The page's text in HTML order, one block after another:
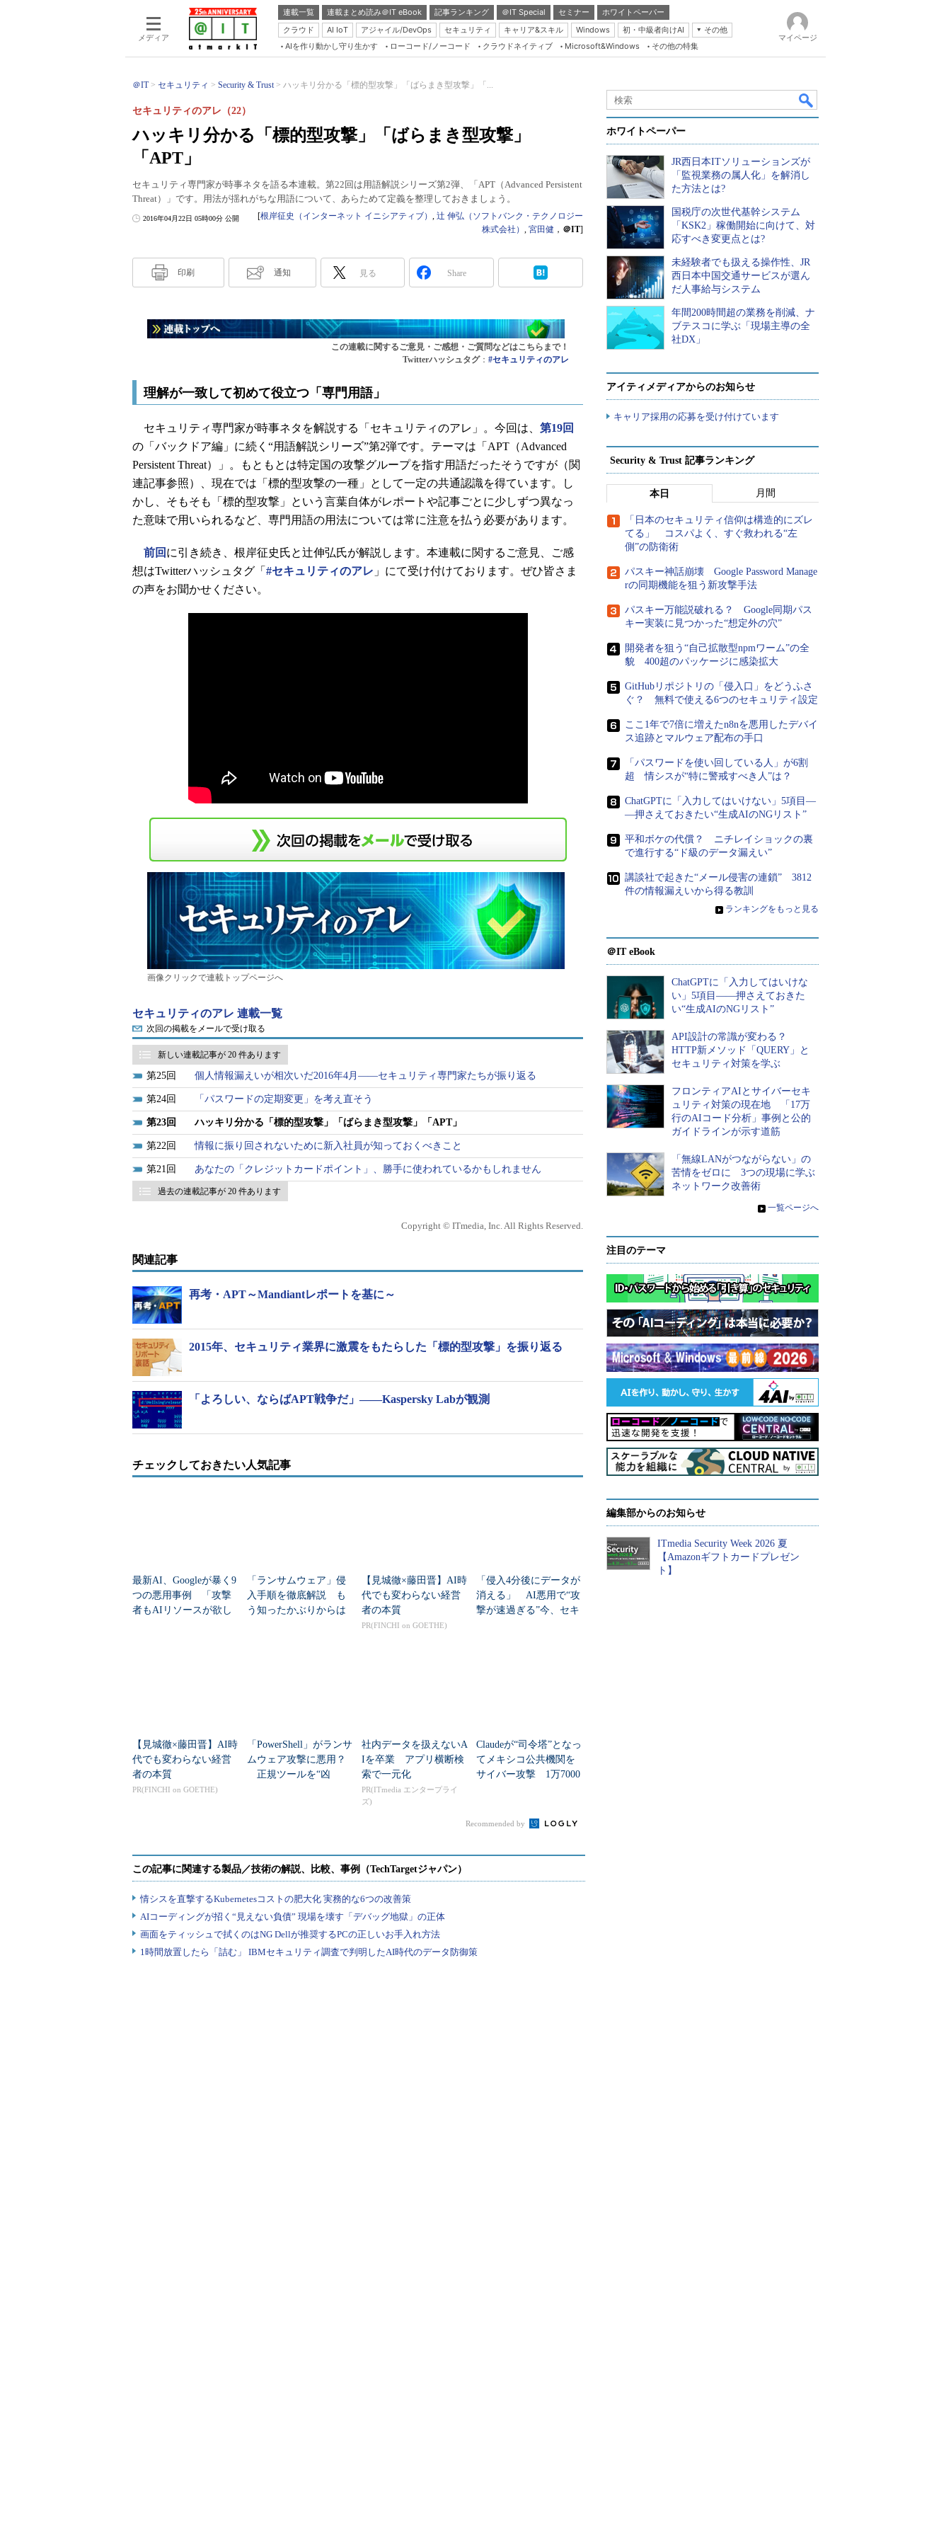
メディア
連載一覧 連載まとめ読み＠IT eBook 記事ランキング ＠IT Special セミナー
ホワイトペーパー
クラウド
AI IoT アジャイル/DevOps セキュリティ キャリア&スキル Windows 初・中級者向けAI
その他
Server & Storage
Database Expert
Linux ＆ OSS
Master of IP Network
Security & Trust
Test & Tools
AIを作り動かし守り生かす ローコード/ノーコード クラウドネイティブ Microsoft&Windows その他の特集
マイページ
＠IT セキュリティ Security & Trust ハッキリ分かる「標的型攻撃」「ばらまき型攻撃」「...
ハッキリ分かる「標的型攻撃」「ばらまき型攻撃」
「APT」
セキュリティのアレ（22）
セキュリティ専門家が時事ネタを語る本連載。第22回は用語解説シリーズ第2弾、「APT（Advanced Persistent
Threat）」です。用法が揺れがちな用語について、あらためて定義を整理しておきましょう。
2016年04月22日 05時00分 公開 [根岸征史（インターネット イニシアティブ） , 辻 伸弘（ソフトバンク・テクノロジー
株式会社） , 宮田健 ， ＠IT]
印刷 通知 見る Share
この連載に関するご意見・ご感想・ご質問などはこちらまで！
Twitterハッシュタグ： #セキュリティのアレ
理解が一致して初めて役立つ「専門用語」
セキュリティ専門家が時事ネタを解説する「セキュリティのアレ」。今回は、 第19回
の「バックドア編」に続く“用語解説シリーズ”第2弾です。テーマは「APT（Advanced
Persistent Threat）」。もともとは特定国の攻撃グループを指す用語だったそうですが（関
連記事参照）、現在では「標的型攻撃の一種」として一定の共通認識を得ています。し
かし、そもそも「標的型攻撃」という言葉自体がレポートや記事ごとに少しずつ異なっ
た意味で用いられるなど、専門用語の用法については常に注意を払う必要があります。
前回 に引き続き、根岸征史氏と辻伸弘氏が解説します。本連載に関するご意見、ご感
想はTwitterハッシュタグ「 #セキュリティのアレ 」にて受け付けております。ぜひ皆さま
の声をお聞かせください。
画像クリックで連載トップページへ
セキュリティのアレ 連載一覧
次回の掲載をメールで受け取る
新しい連載記事が 20 件あります
25 個人情報漏えいが相次いだ2016年4月――セキュリティ専門家たちが振り返る
24 「パスワードの定期変更」を考え直そう
23 ハッキリ分かる「標的型攻撃」「ばらまき型攻撃」「APT」
22 情報に振り回されないために新入社員が知っておくべきこと
21 あなたの「クレジットカードポイント」、勝手に使われているかもしれません
過去の連載記事が 20 件あります
Copyright © ITmedia, Inc. All Rights Reserved.
関連記事
再考・APT～Mandiantレポートを基に～
2015年、セキュリティ業界に激震をもたらした「標的型攻撃」を振り返る
「よろしい、ならばAPT戦争だ」――Kaspersky Labが観測
チェックしておきたい人気記事
最新AI、Googleが暴く9
つの悪用事例 「攻撃
者もAIリソースが欲し
「ランサムウェア」侵
入手順を徹底解説 も
う知ったかぶりからは
【見城徹×藤田晋】AI時
代でも変わらない経営
者の本質
PR(FINCHI on GOETHE)
「侵入4分後にデータが
消える」 AI悪用で“攻
撃が速過ぎる”今、セキ
【見城徹×藤田晋】AI時
代でも変わらない経営
者の本質
PR(FINCHI on GOETHE)
「PowerShell」がランサ
ムウェア攻撃に悪用？
正規ツールを“凶
社内データを扱えないA
Iを卒業 アプリ横断検
索で一元化
PR(ITmedia エンタープライ
ズ)
Claudeが“司令塔”となっ
てメキシコ公共機関を
サイバー攻撃 1万7000
Recommended by
ホワイトペーパー
JR西日本ITソリューションズが
「監視業務の属人化」を解消し
た方法とは?
国税庁の次世代基幹システム
「KSK2」稼働開始に向けて、対
応すべき変更点とは?
未経験者でも扱える操作性、JR
西日本中国交通サービスが選ん
だ人事給与システム
年間200時間超の業務を削減、ナ
ブテスコに学ぶ「現場主導の全
社DX」
アイティメディアからのお知らせ
キャリア採用の応募を受け付けています
Security & Trust 記事ランキング
本日 月間
「日本のセキュリティ信仰は構造的にズレ
てる」 コスパよく、すぐ救われる“左
側”の防衛術
パスキー神話崩壊 Google Password Manage
rの同期機能を狙う新攻撃手法
パスキー万能説破れる？ Google同期パス
キー実装に見つかった“想定外の穴”
開発者を狙う“自己拡散型npmワーム”の全
貌 400超のパッケージに感染拡大
GitHubリポジトリの「侵入口」をどうふさ
ぐ？ 無料で使える6つのセキュリティ設定
ここ1年で7倍に増えたn8nを悪用したデバイ
ス追跡とマルウェア配布の手口
「パスワードを使い回している人」が6割
超 情シスが“特に警戒すべき人”は？
ChatGPTに「入力してはいけない」5項目―
―押さえておきたい“生成AIのNGリスト”
平和ボケの代償？ ニチレイショックの裏
で進行する“ド級のデータ漏えい”
講談社で起きた“メール侵害の連鎖” 3812
件の情報漏えいから得る教訓
» ランキングをもっと見る
＠IT eBook
ChatGPTに「入力してはいけな
い」5項目――押さえておきた
い“生成AIのNGリスト”
API設計の常識が変わる？
HTTP新メソッド「QUERY」と
セキュリティ対策を学ぶ
フロンティアAIとサイバーセキ
ュリティ対策の現在地 「17万
行のAIコード分析」事例と公的
ガイドラインが示す道筋
「無線LANがつながらない」の
苦情をゼロに 3つの現場に学ぶ
ネットワーク改善術
» 一覧ページへ
注目のテーマ
編集部からのお知らせ
ITmedia Security Week 2026 夏
【Amazonギフトカードプレゼン
ト】